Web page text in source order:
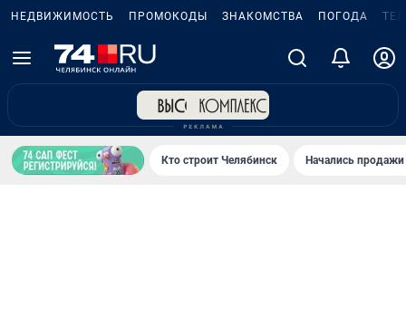
НЕДВИЖИМОСТЬ ПРОМОКОДЫ ЗНАКОМСТВА ПОГОДА
Кто строит Челябинск Начались продажи